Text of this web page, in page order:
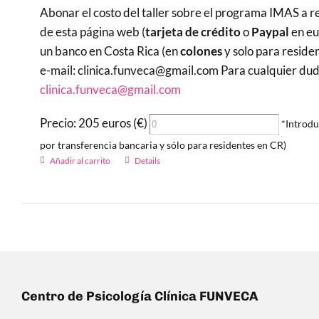
Abonar el costo del taller sobre el programa IMAS a
de esta página web (tarjeta de créditooPaypalen
un banco en Costa Rica (encolonesy solo para
e-mail: clinica.funveca@gmail.com Para cualquier
clinica.funveca@gmail.com
Precio: 205 euros (€)
por transferencia bancaria y sólo para residentes en CR)
Añadir al carrito Details
Centro de Psicología Clínica FUNVECA